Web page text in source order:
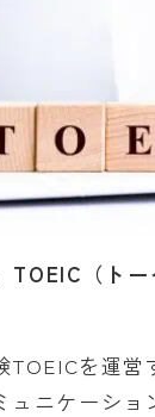
TOEIC（トー
TOEICを運営
ュニケーショ